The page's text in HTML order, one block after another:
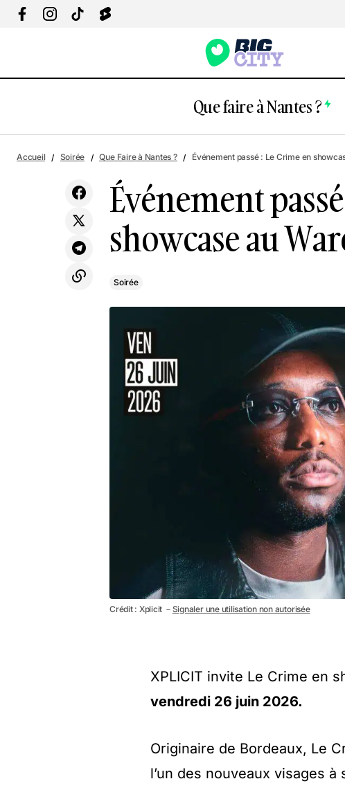
Que faire à Nantes ?
Achopper : expo d'Ador, Pedro et Persu Soirée
Accueil Soirée Que Faire à Nantes ? Événement passé : Le Crime en
Événement
showcase au
Soirée
Crédit : Xplicit － Signaler une utilisation non autorisée
XPLICIT invite Le Crime en
vendredi 26 juin 2026.
Originaire de Bordeaux, Le
l’un des nouveaux visages